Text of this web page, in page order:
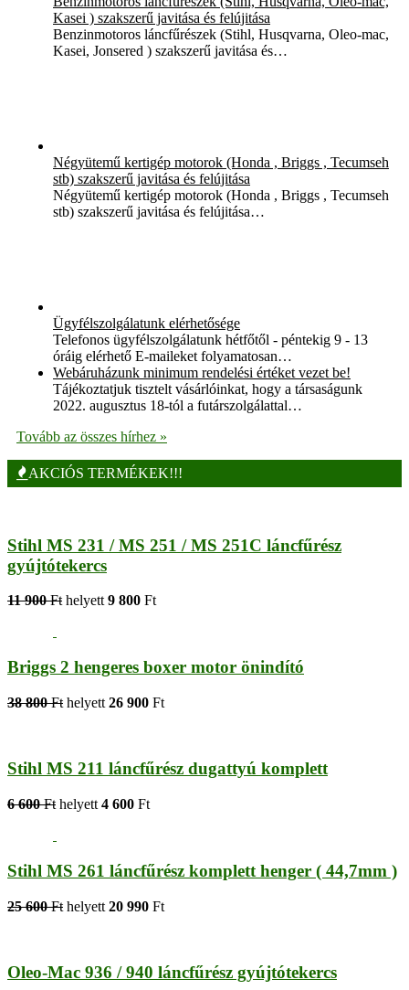
Kasei ) szakszerű javitása és felújitása
Benzinmotoros láncfűrészek (Stihl, Husqvarna, Oleo-mac,
Kasei, Jonsered ) szakszerű javitása és…
Négyütemű kertigép motorok (Honda , Briggs , Tecumseh
stb) szakszerű javitása és felújitása
Négyütemű kertigép motorok (Honda , Briggs , Tecumseh
stb) szakszerű javitása és felújitása…
Ügyfélszolgálatunk elérhetősége
Telefonos ügyfélszolgálatunk hétfőtől - péntekig 9 - 13
óráig elérhető E-maileket folyamatosan…
Webáruházunk minimum rendelési értéket vezet be!
Tájékoztatjuk tisztelt vásárlóinkat, hogy a társaságunk
2022. augusztus 18-tól a futárszolgálattal…
Tovább az összes hírhez »
AKCIÓS TERMÉKEK!!!
Stihl MS 231 / MS 251 / MS 251C láncfűrész
gyújtótekercs
11 900 Ft helyett 9 800 Ft
Briggs 2 hengeres boxer motor önindító
38 800 Ft helyett 26 900 Ft
Stihl MS 211 láncfűrész dugattyú komplett
6 600 Ft helyett 4 600 Ft
Stihl MS 261 láncfűrész komplett henger ( 44,7mm )
25 600 Ft helyett 20 990 Ft
Oleo-Mac 936 / 940 láncfűrész gyújtótekercs